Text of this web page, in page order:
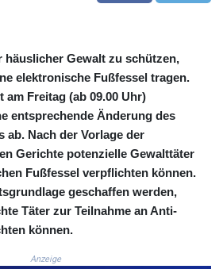
CUP 30.568357
CVE 110.333668
CZK 24.263276
DJF 205.391597
DKK 7.475497
DOP 67.329861
DZD 153.461287
EGP 57.417408
ERN 17.302844
FKP 0.857346
häuslicher Gewalt zu schützen,
elektronische Fußfessel tragen.
Freitag (ab 09.00 Uhr)
entsprechende Änderung des
ab. Nach der Vorlage der
Gerichte potenzielle Gewalttäter
Fußfessel verpflichten können.
geschaffen werden,
Täter zur Teilnahme an Anti-
können.
Anzeige